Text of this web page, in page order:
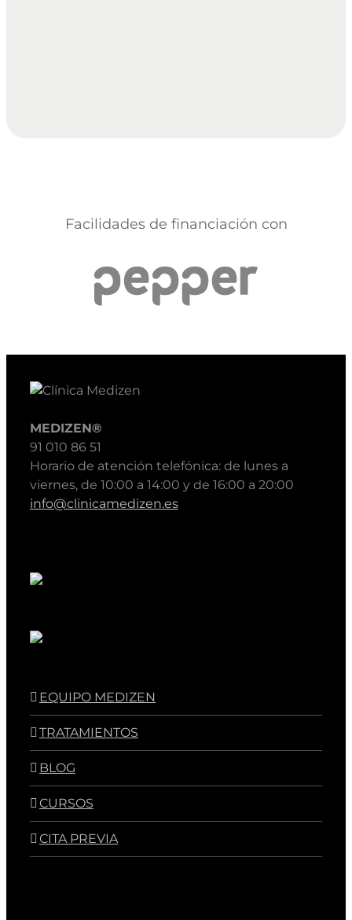
Facilidades de financiación con
MEDIZEN®
91 010 86 51
Horario de atención telefónica: de lunes a
viernes, de 10:00 a 14:00 y de 16:00 a 20:00
info@clinicamedizen.es
EQUIPO MEDIZEN
TRATAMIENTOS
BLOG
CURSOS
CITA PREVIA